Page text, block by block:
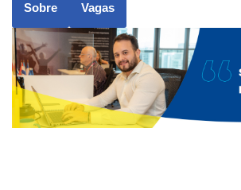
Sobre Vagas